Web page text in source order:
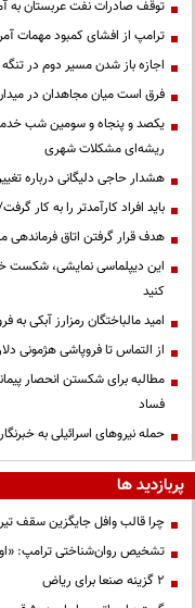
توقف صادرات نفت عربستان به
ترامپ از افشای کمبود مهمات
اجازه باز شدن مسیر دوم در
فرق است میان مجاهدان در
یکصد و پنجاه و سومین شب
ریشه‌ای مشکلات شهری
هشدار حاجی دلیگانی درباره
باید افراد کارآمدتر را به
هدف قرار گرفتن اتاق‌ فرماندهی
این دیپلماسی نمایشی، شکست
کنید
امید مالباختگان رمزارز آبکی
از التماس تا فروپاشی هژمونی
مطالبه برای شکستن انحصار
فساد
حمله نیروهای اسرائیلی به
پربازدید ها
چرا قالب وافل جایگزین سقف
تشخیص روان‌شناختی ترامپ:
۲ گزینه صنعا برای ریاض